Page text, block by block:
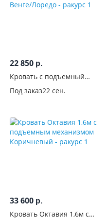
22 850 р.
Кровать с подъемный
Венге/Лоредо
Под заказ22 сен.
33 600 р.
Кровать Октавия 1,6м с